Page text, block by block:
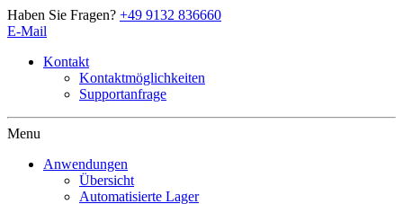
Haben Sie Fragen? +49 9132 836660
E-Mail
Kontakt
Kontaktmöglichkeiten
Supportanfrage
Artschwager + Kohl – Intralogistik Software, zur Startseite
Menu
Anwendungen
Übersicht
Automatisierte Lager